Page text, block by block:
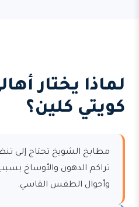
لماذا يختار
كويتي كلين؟
مطابخ الشويخ تحتاج إلى
تراكم الدهون والأوساخ
وأحوال الطقس القاسي.